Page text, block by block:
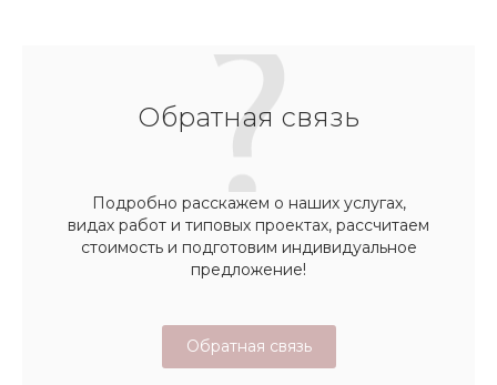
Обратная связь
Подробно расскажем о наших услугах,
видах работ и типовых проектах, рассчитаем
стоимость и подготовим индивидуальное
предложение!
Обратная связь